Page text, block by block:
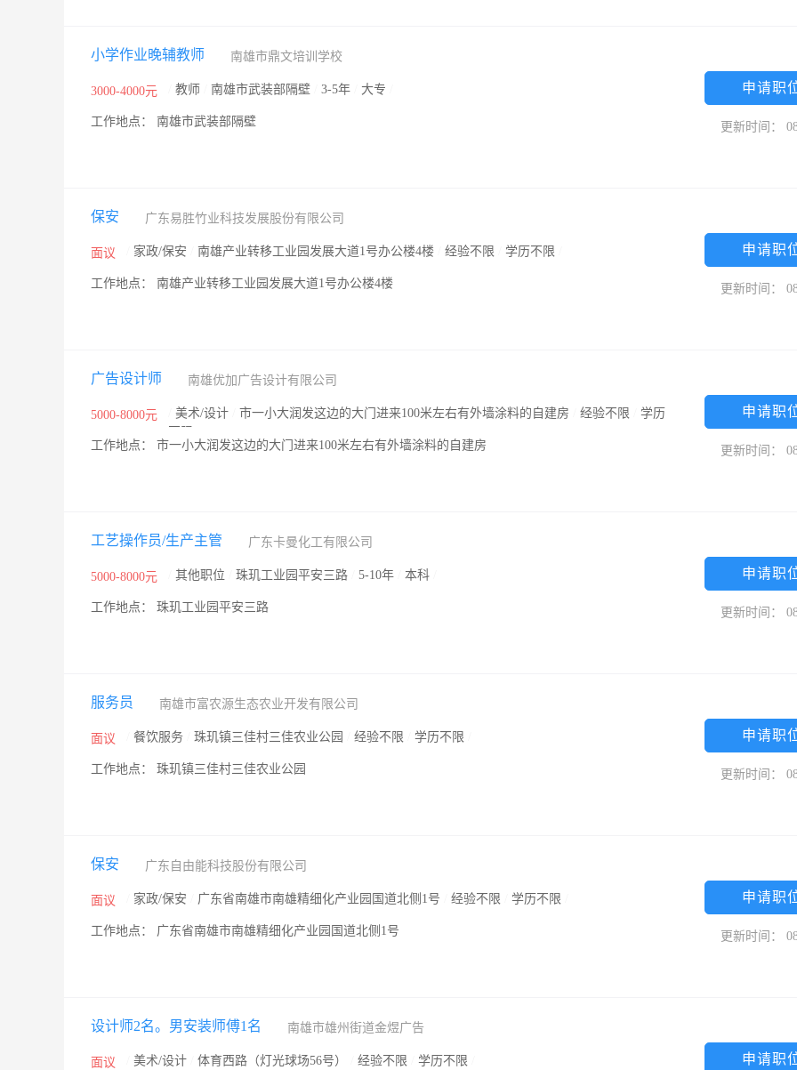
小学作业晚辅教师 南雄市鼎文培训学校
3000-4000元 教师 南雄市武装部隔壁 3-5年 大专
工作地点： 南雄市武装部隔壁
申请职
更新时间：
保安 广东易胜竹业科技发展股份有限公司
面议 家政/保安 南雄产业转移工业园发展大道1号办公楼4楼 经验不限 学历不限
工作地点： 南雄产业转移工业园发展大道1号办公楼4楼
申请职
更新时间：
广告设计师 南雄优加广告设计有限公司
5000-8000元 美术/设计 市一小大润发这边的大门进来100米左右有外墙涂料的自建房 经验不限
学历
工作地点： 市一小大润发这边的大门进来100米左右有外墙涂料的自建房
申请职
更新时间：
工艺操作员/生产主管 广东卡曼化工有限公司
5000-8000元 其他职位 珠玑工业园平安三路 5-10年 本科
工作地点： 珠玑工业园平安三路
申请职
更新时间：
服务员 南雄市富农源生态农业开发有限公司
面议 餐饮服务 珠玑镇三佳村三佳农业公园 经验不限 学历不限
工作地点： 珠玑镇三佳村三佳农业公园
申请职
更新时间：
保安 广东自由能科技股份有限公司
面议 家政/保安 广东省南雄市南雄精细化产业园国道北侧1号 经验不限 学历不限
工作地点： 广东省南雄市南雄精细化产业园国道北侧1号
申请职
更新时间：
设计师2名。男安装师傅1名 南雄市雄州街道金煜广告
面议 美术/设计 体育西路（灯光球场56号） 经验不限 学历不限 申请职